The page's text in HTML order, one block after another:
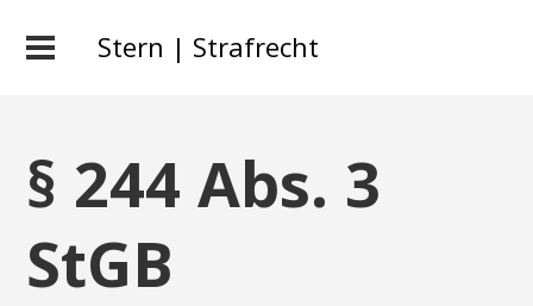
Stern | Strafrecht
§ 244 Abs. 3
StGB